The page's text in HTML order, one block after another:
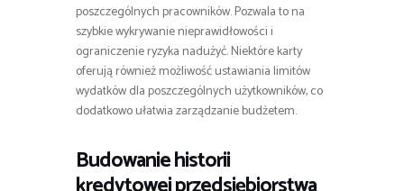
poszczególnych pracowników. Pozwala to na
szybkie wykrywanie nieprawidłowości i
ograniczenie ryzyka nadużyć. Niektóre karty
oferują również możliwość ustawiania limitów
wydatków dla poszczególnych użytkowników, co
dodatkowo ułatwia zarządzanie budżetem.
Budowanie historii